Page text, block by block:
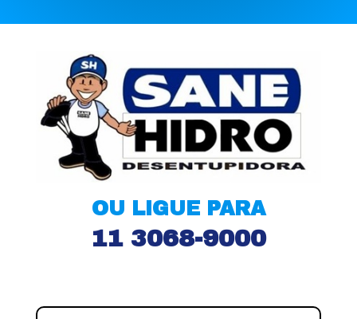
OU LIGUE PARA
11 3068-9000